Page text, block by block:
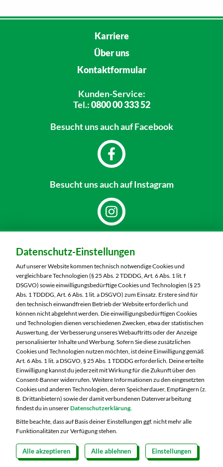
Karriere
Über uns
Kontaktformular
Kunden-Service:
Tel.:0800 00 333 52
Besucht unsauch auf Facebook
Besucht unsauch auf Instagram
MARKTKAUF Görlitz
Nieskyer Straße 100
02828 Görlitz
Telefon:03581 3670
Markt ändern
Öffnungszeiten diese Woche:
Mo:
07:00 – 20:00 Uhr
Di:
07:00 – 20:00 Uhr
Mi:
07:00 – 20:00 Uhr
Do:
07:00 – 21:00 Uhr
Fr:
07:00 – 21:00 Uhr
Copyright 2026 © MARKTKAUF Datenschutz Impressum
Datenschutz-Einstellungen
Auf unserer Website kommen technisch notwendige Cookies und
vergleichbare Technologien (§ 25 Abs. 2 TDDDG, Art. 6 Abs. 1 lit. f
DSGVO) sowie einwilligungsbedürftige Cookies und Technologien (§ 25
Abs. 1 TDDDG, Art. 6 Abs. 1 lit. a DSGVO) zum Einsatz. Erstere sind für
den technisch einwandfreien Betrieb der Website erforderlich und
können nicht abgelehnt werden. Die einwilligungsbedürftigen Cookies
und Technologien dienen verschiedenen Zwecken, etwa der statistischen
Auswertung, der Verbesserung unseres Webauftritts oder der Anzeige
personalisierter Inhalte und Werbung. Sofern Sie diese zusätzlichen
Cookies und Technologien nutzen möchten, ist deine Einwilligung gemäß
Art. 6 Abs. 1 lit. a DSGVO, § 25 Abs. 1 TDDDG erforderlich. Deine erteilte
Einwilligung kannst du jederzeit mit Wirkung für die Zukunft über den
Consent-Banner widerrufen. Weitere Informationen zu den eingesetzten
Cookies und anderen Technologien, deren Speicherdauer, Empfängern (z.
B. Drittanbietern) sowie der damit verbundenen Datenverarbeitung
findest du in unsererDatenschutzerklärung.
Bitte beachte, dass auf Basis deiner Einstellungen ggf. nicht mehr alle
Funktionalitäten zur Verfügung stehen.
Alle akzeptieren Alle ablehnen Einstellungen